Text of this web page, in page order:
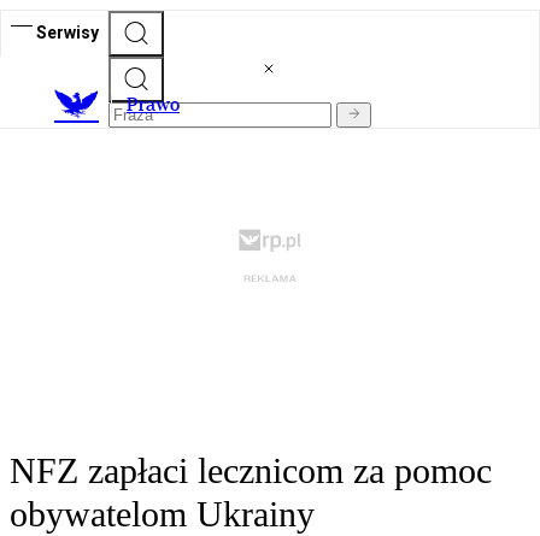
Serwisy
Prawo
NFZ zapłaci lecznicom za pomoc
obywatelom Ukrainy